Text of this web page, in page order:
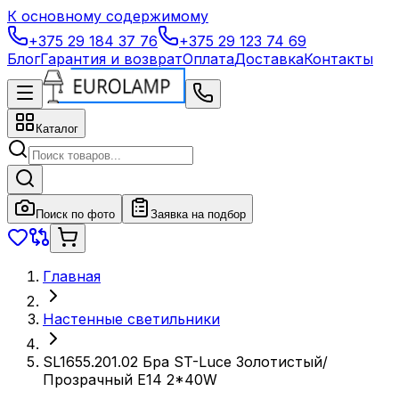
К основному содержимому
+375 29 184 37 76
+375 29 123 74 69
БлогГарантия и возвратОплатаДоставкаКонтакты
Каталог
Поиск по фото Заявка на подбор
Главная
Настенные светильники
SL1655.201.02 Бра ST-Luce Золотистый/
Прозрачный E14 2*40W